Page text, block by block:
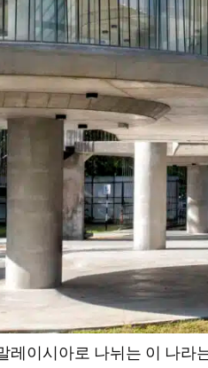
이시아로 나뉘는 이 나